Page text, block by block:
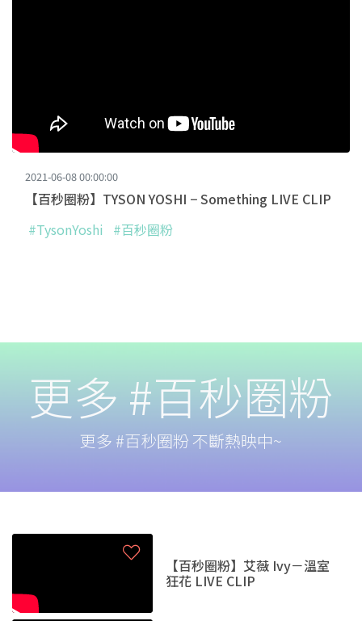
2021-06-08 00:00:00
【百秒圈粉】TYSON YOSHI − Something LIVE CLIP
#TysonYoshi
#百秒圈粉
更多 #百秒圈粉
更多 #百秒圈粉 不斷熱映中~
【百秒圈粉】艾薇 Ivy－溫室
狂花 LIVE CLIP